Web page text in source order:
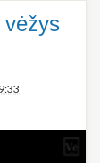
vėžys